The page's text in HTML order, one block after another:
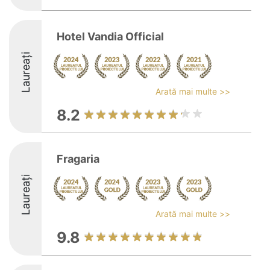
Laureați
Hotel Vandia Official
Arată mai multe >>
8.2
Laureați
Fragaria
Arată mai multe >>
9.8